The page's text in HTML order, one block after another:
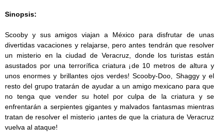
Sinopsis:
Scooby y sus amigos viajan a México para disfrutar de unas
divertidas vacaciones y relajarse, pero antes tendrán que resolver
un misterio en la ciudad de Veracruz, donde los turistas están
asustados por una terrorífica criatura ¡de 10 metros de altura y
unos enormes y brillantes ojos verdes! Scooby-Doo, Shaggy y el
resto del grupo tratarán de ayudar a un amigo mexicano para que
no tenga que vender su hotel por culpa de la criatura y se
enfrentarán a serpientes gigantes y malvados fantasmas mientras
tratan de resolver el misterio ¡antes de que la criatura de Veracruz
vuelva al ataque!